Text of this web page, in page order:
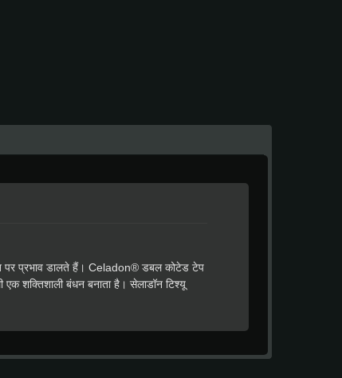
पर प्रभाव डालते हैं। Celadon® डबल कोटेड टेप
एक शक्तिशाली बंधन बनाता है। सेलाडॉन टिश्यू
चाहिए। आदर्श टेप लगाना संभव होता है जब